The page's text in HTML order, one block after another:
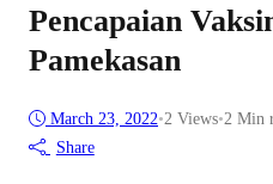
Pencapaian
Pamekasan
March 23, 2022•2 Views•2 Min
Share